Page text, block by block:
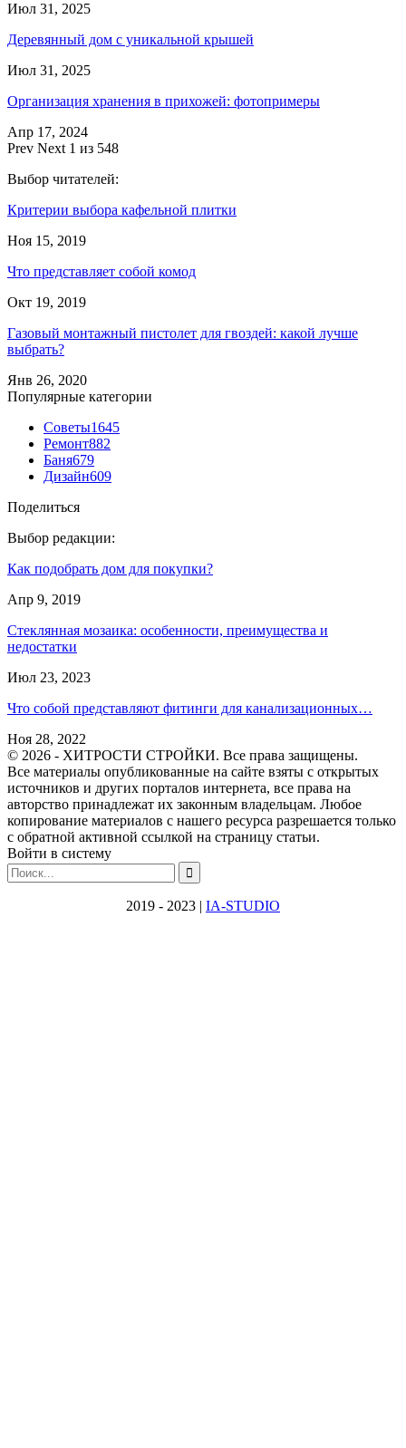
Июл 31, 2025
Деревянный дом с уникальной крышей
Июл 31, 2025
Организация хранения в прихожей: фотопримеры
Апр 17, 2024
Prev Next 1 из 548
Выбор читателей:
Критерии выбора кафельной плитки
Ноя 15, 2019
Что представляет собой комод
Окт 19, 2019
Газовый монтажный пистолет для гвоздей: какой лучше
выбрать?
Янв 26, 2020
Популярные категории
Советы1645
Ремонт882
Баня679
Дизайн609
Поделиться
Выбор редакции:
Как подобрать дом для покупки?
Апр 9, 2019
Стеклянная мозаика: особенности, преимущества и
недостатки
Июл 23, 2023
Что собой представляют фитинги для канализационных…
Ноя 28, 2022
© 2026 - ХИТРОСТИ СТРОЙКИ. Все права защищены.
Все материалы опубликованные на сайте взяты с открытых
источников и других порталов интернета, все права на
авторство принадлежат их законным владельцам. Любое
копирование материалов с нашего ресурса разрешается только
с обратной активной ссылкой на страницу статьи.
Войти в систему
2019 - 2023 | IA-STUDIO